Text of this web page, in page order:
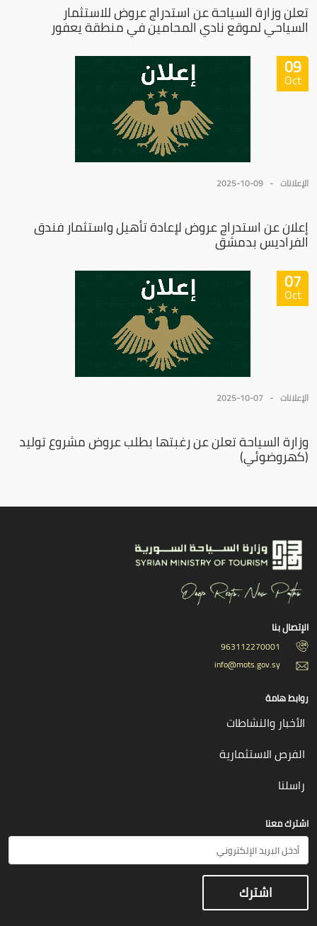
تعلن وزارة السياحة عن استدراج عروض للاستثمار
السياحي لموقع نادي المحامين في منطقة يعفور
09
Oct
الإعلانات 2025-10-09
إعلان عن استدراج عروض لإعادة تأهيل واستثمار فندق
الفراديس بدمشق
07
Oct
الإعلانات 2025-10-07
وزارة السياحة تعلن عن رغبتها بطلب عروض مشروع توليد
(كهروضوئي)
الإتصال بنا
963112270001
info@mots.gov.sy
روابط هامة
الأخبار والنشاطات
الفرص الاستثمارية
راسلنا
اشترك معنا